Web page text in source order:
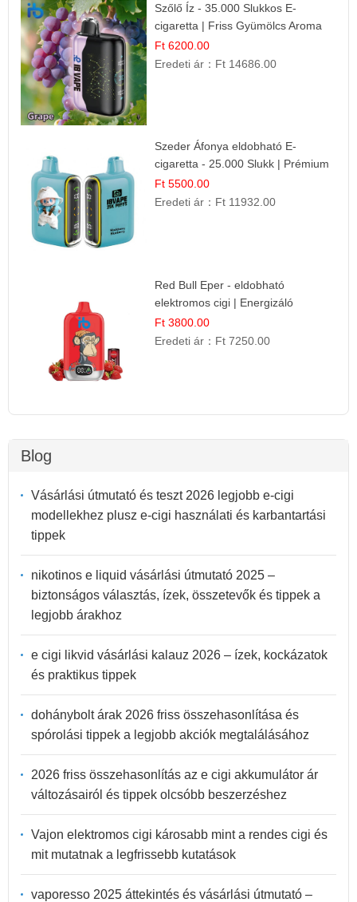
Szőlő Íz - 35.000 Slukkos E-
cigaretta | Friss Gyümölcs Aroma
Ft 6200.00
Eredeti ár： Ft 14686.00
Szeder Áfonya eldobható E-
cigaretta - 25.000 Slukk | Prémium
Gyümölcs Íz
Ft 5500.00
Eredeti ár： Ft 11932.00
Red Bull Eper - eldobható
elektromos cigi | Energizáló
Gyümölcs Íz
Ft 3800.00
Eredeti ár： Ft 7250.00
Blog
Vásárlási útmutató és teszt 2026 legjobb e-cigi
modellekhez plusz e-cigi használati és karbantartási
tippek
nikotinos e liquid vásárlási útmutató 2025 –
biztonságos választás, ízek, összetevők és tippek a
legjobb árakhoz
e cigi likvid vásárlási kalauz 2026 – ízek, kockázatok
és praktikus tippek
dohánybolt árak 2026 friss összehasonlítása és
spórolási tippek a legjobb akciók megtalálásához
2026 friss összehasonlítás az e cigi akkumulátor ár
változásairól és tippek olcsóbb beszerzéshez
Vajon elektromos cigi károsabb mint a rendes cigi és
mit mutatnak a legfrissebb kutatások
vaporesso 2025 áttekintés és vásárlási útmutató –